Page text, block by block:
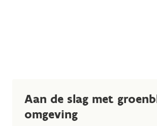
Aan de slag met
omgeving